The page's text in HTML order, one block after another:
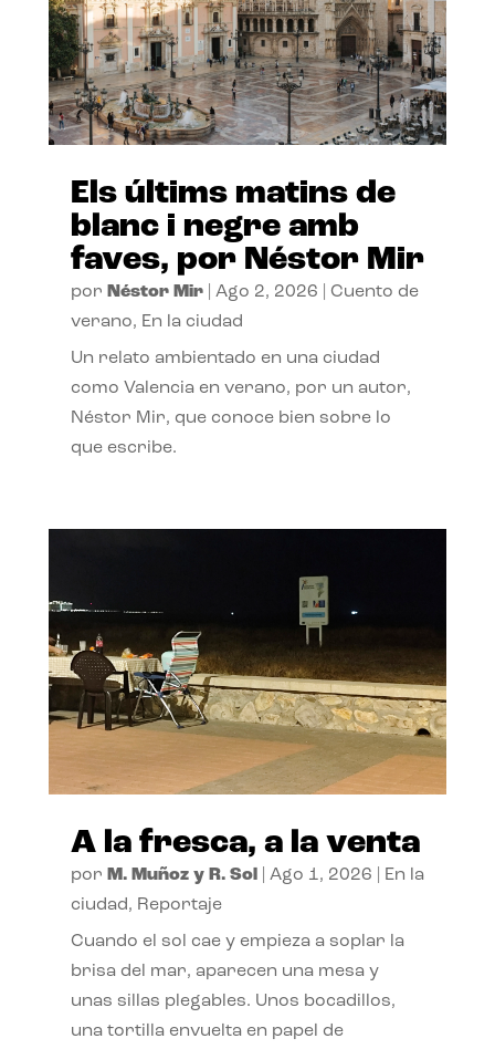
Els últims matins de
blanc i negre amb
faves, por Néstor Mir
por Néstor Mir| Ago 2, 2026
Cuento de
verano, En la ciudad
Un relato ambientado en una ciudad
como Valencia en verano, por un autor,
Néstor Mir, que conoce bien sobre lo
que escribe.
A la fresca, a la venta
por M. Muñoz y R. Sol| Ago 1, 2026
En la
ciudad, Reportaje
Cuando el sol cae y empieza a soplar la
brisa del mar, aparecen una mesa y
unas sillas plegables. Unos bocadillos,
una tortilla envuelta en papel de